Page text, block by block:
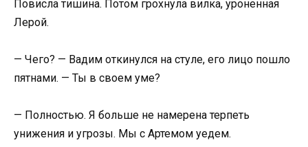
Повисла тишина. Потом грохнула вилка, уроненная
Лерой.
— Чего? — Вадим откинулся на стуле, его лицо пошло
пятнами. — Ты в своем уме?
— Полностью. Я больше не намерена терпеть
унижения и угрозы. Мы с Артемом уедем.